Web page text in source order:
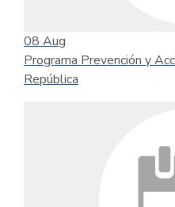
08 Aug
Programa Prevención y
República